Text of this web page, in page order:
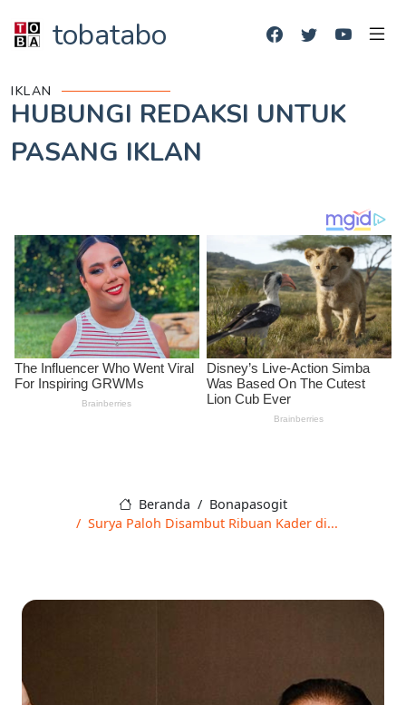
tobatabo
IKLAN
HUBUNGI REDAKSI UNTUK
PASANG IKLAN
Beranda
Bonapasogit
Surya Paloh Disambut Ribuan Kader di...